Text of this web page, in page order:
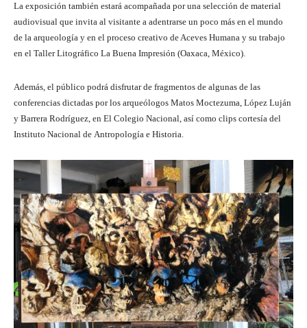
La exposición también estará acompañada por una selección de material
audiovisual que invita al visitante a adentrarse un poco más en el mundo
de la arqueología y en el proceso creativo de Aceves Humana y su trabajo
en el Taller Litográfico La Buena Impresión (Oaxaca, México).
Además, el público podrá disfrutar de fragmentos de algunas de las
conferencias dictadas por los arqueólogos Matos Moctezuma, López Luján
y Barrera Rodríguez, en El Colegio Nacional, así como clips cortesía del
Instituto Nacional de Antropología e Historia.